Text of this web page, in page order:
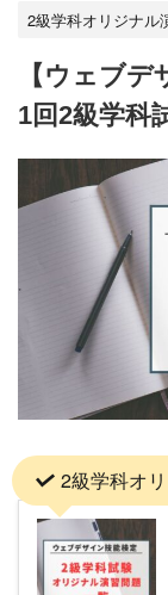
2級学科オリジナル
【ウェブ
1回2級学科
2級学科オ